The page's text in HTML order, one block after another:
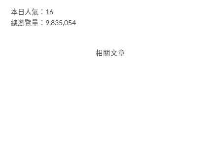
本日人氣：16
總瀏覽量：9,835,054
相關文章